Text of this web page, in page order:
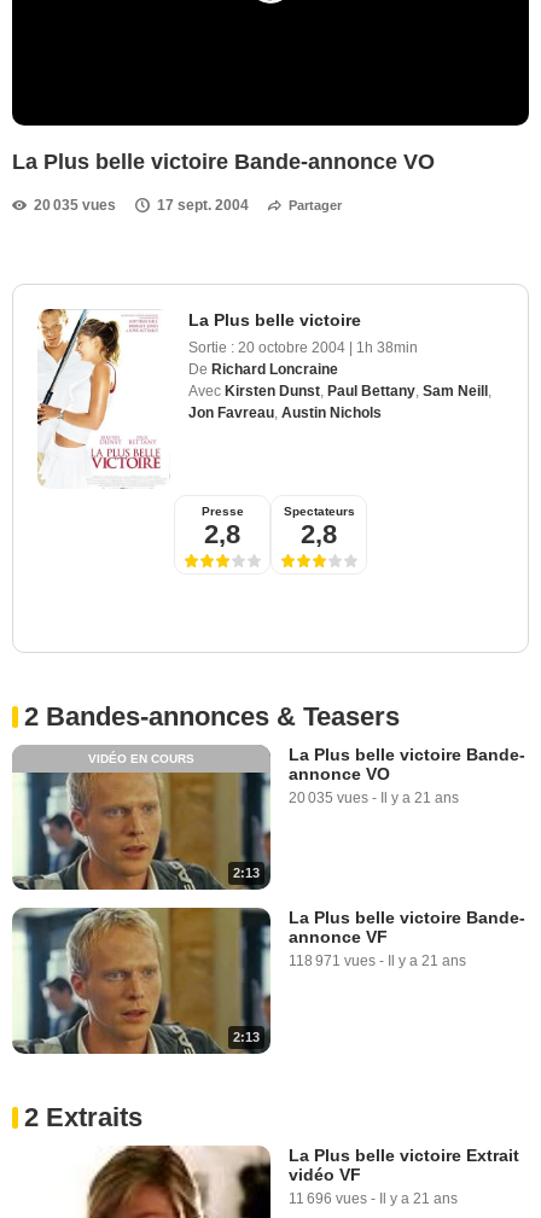
La Plus belle victoire Bande-annonce VO
20 035 vues 17 sept. 2004 Partager
La Plus belle victoire
Sortie : 20 octobre 2004 | 1h 38min
De Richard Loncraine
Avec Kirsten Dunst Paul Bettany Sam Neill
Jon Favreau Austin Nichols
Presse
2,8
Spectateurs
2,8
2 Bandes-annonces & Teasers
2:13
VIDÉO EN COURS
La Plus belle victoire Bande-
annonce VO
20 035 vues - Il y a 21 ans
2:13
La Plus belle victoire Bande-
annonce VF
118 971 vues - Il y a 21 ans
2 Extraits
La Plus belle victoire Extrait
vidéo VF
11 696 vues - Il y a 21 ans